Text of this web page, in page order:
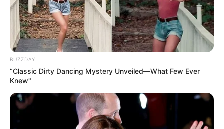
BUZZDAY
“Classic Dirty Dancing Mystery Unveiled—What Few Ever
Knew"